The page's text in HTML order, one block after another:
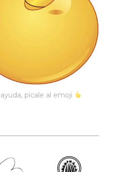
pícale al emoji